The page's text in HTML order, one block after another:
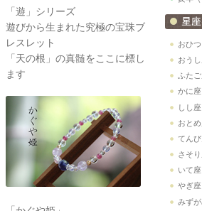
「遊」シリーズ
遊びから生まれた究極の宝珠ブ
レスレット
「天の根」の真髄をここに標し
ます
おひ
おう
ふた
かに
しし
おと
てん
さそ
いて
やぎ
みず